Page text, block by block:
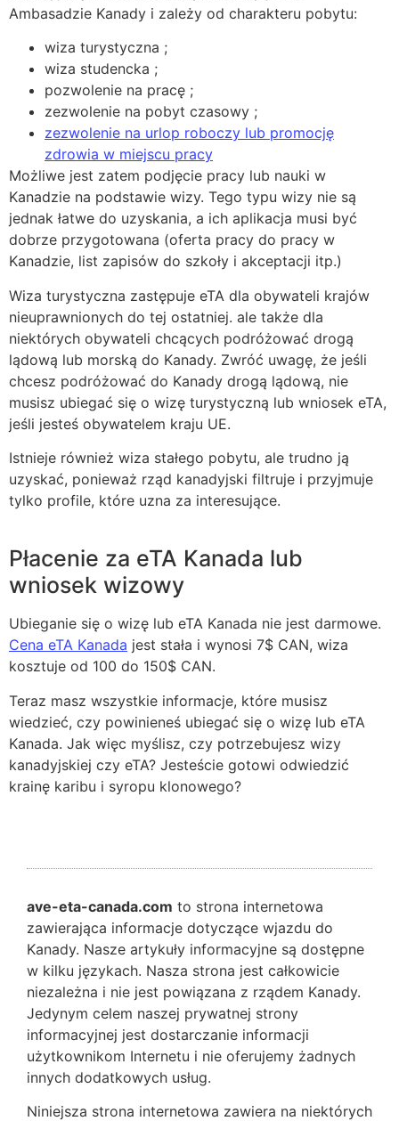
Ambasadzie Kanady i zależy od charakteru pobytu:
wiza turystyczna ;
wiza studencka ;
pozwolenie na pracę ;
zezwolenie na pobyt czasowy ;
zezwolenie na urlop roboczy lub promocję
zdrowia w miejscu pracy
Możliwe jest zatem podjęcie pracy lub nauki w
Kanadzie na podstawie wizy. Tego typu wizy nie są
jednak łatwe do uzyskania, a ich aplikacja musi być
dobrze przygotowana (oferta pracy do pracy w
Kanadzie, list zapisów do szkoły i akceptacji itp.)
Wiza turystyczna zastępuje eTA dla obywateli krajów
nieuprawnionych do tej ostatniej. ale także dla
niektórych obywateli chcących podróżować drogą
lądową lub morską do Kanady. Zwróć uwagę, że jeśli
chcesz podróżować do Kanady drogą lądową, nie
musisz ubiegać się o wizę turystyczną lub wniosek eTA,
jeśli jesteś obywatelem kraju UE.
Istnieje również wiza stałego pobytu, ale trudno ją
uzyskać, ponieważ rząd kanadyjski filtruje i przyjmuje
tylko profile, które uzna za interesujące.
Płacenie za eTA Kanada lub
wniosek wizowy
Ubieganie się o wizę lub eTA Kanada nie jest darmowe.
Cena eTA Kanada jest stała i wynosi 7$ CAN, wiza
kosztuje od 100 do 150$ CAN.
Teraz masz wszystkie informacje, które musisz
wiedzieć, czy powinieneś ubiegać się o wizę lub eTA
Kanada. Jak więc myślisz, czy potrzebujesz wizy
kanadyjskiej czy eTA? Jesteście gotowi odwiedzić
krainę karibu i syropu klonowego?
ave-eta-canada.com to strona internetowa
zawierająca informacje dotyczące wjazdu do
Kanady. Nasze artykuły informacyjne są dostępne
w kilku językach. Nasza strona jest całkowicie
niezależna i nie jest powiązana z rządem Kanady.
Jedynym celem naszej prywatnej strony
informacyjnej jest dostarczanie informacji
użytkownikom Internetu i nie oferujemy żadnych
innych dodatkowych usług.
Niniejsza strona internetowa zawiera na niektórych